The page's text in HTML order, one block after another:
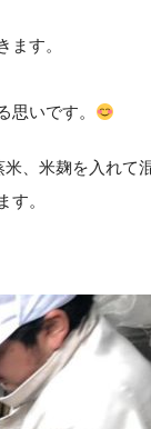
す。
いです。
、米麹を入れて
。